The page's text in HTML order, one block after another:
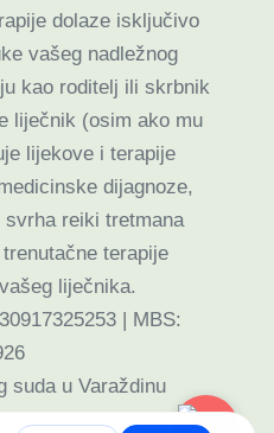
dolaze isključivo
vašeg nadležnog
kao roditelj ili skrbnik
liječnik (osim ako mu
lijekove i terapije
dijagnoze,
reiki tretmana
terapije
liječnika.
| MBS:
suda u Varaždinu